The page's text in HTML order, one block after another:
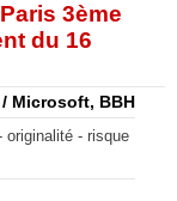
3ème
du 16
Microsoft, BBH
originalité - risque